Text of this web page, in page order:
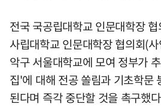
전국 국공립대학교 인문대학장
사립대학교 인문대학장 협의회(
악구 서울대학교에 모여 정부가
집'에 대해 전공 쏠림과 기초학문
된다며 즉각 중단할 것을 촉구했